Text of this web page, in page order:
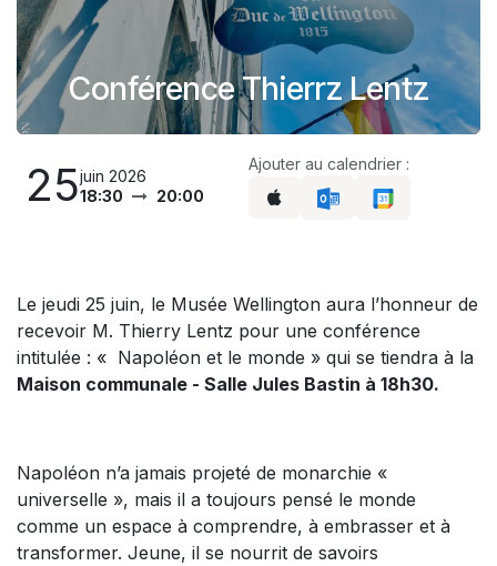
Conférence Thierrz Lentz
25juin 2026
18:30
20:00
Ajouter au calendrier :
Le jeudi 25 juin, le Musée Wellington aura l’honneur de
recevoir M. Thierry Lentz pour une conférence
intitulée : « Napoléon et le monde » qui se tiendra à la
Maison communale - Salle Jules Bastin à 18h30.
Napoléon n’a jamais projeté de monarchie «
universelle », mais il a toujours pensé le monde
comme un espace à comprendre, à embrasser et à
transformer. Jeune, il se nourrit de savoirs